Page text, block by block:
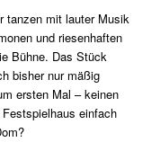
tanzen mit lauter Musik
und riesenhaften
Bühne. Das Stück
bisher nur mäßig
ersten Mal – keinen
einfach